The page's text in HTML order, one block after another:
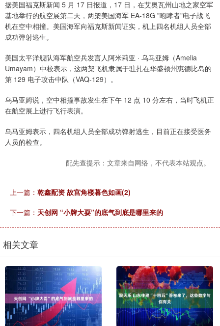
据美国福克斯新闻 5 月 17 日报道，17 日，在艾奥瓦州山地之家空军
基地举行的航空展第二天，两架美国海军 EA-18G "咆哮者"电子战飞
机在空中相撞。美国海军向福克斯新闻证实，机上四名机组人员全部
成功弹射逃生。
美国太平洋舰队海军航空兵发言人阿米莉亚 · 乌马亚姆（Amelia
Umayam）中校表示，这两架飞机隶属于驻扎在华盛顿州惠德比岛的
第 129 电子攻击中队（VAQ-129）。
乌马亚姆说，空中相撞事故发生在下午 12 点 10 分左右，当时飞机正
在航空展上进行飞行表演。
乌马亚姆表示，四名机组人员全部成功弹射逃生，目前正在接受医务
人员的检查。
配先查提示：文章来自网络，不代表本站观点。
上一篇： 乾鑫配资 故宫角楼暮色如画(2)
下一篇： 天创网 “小牌大耍”的底气到底是哪里来的
相关文章